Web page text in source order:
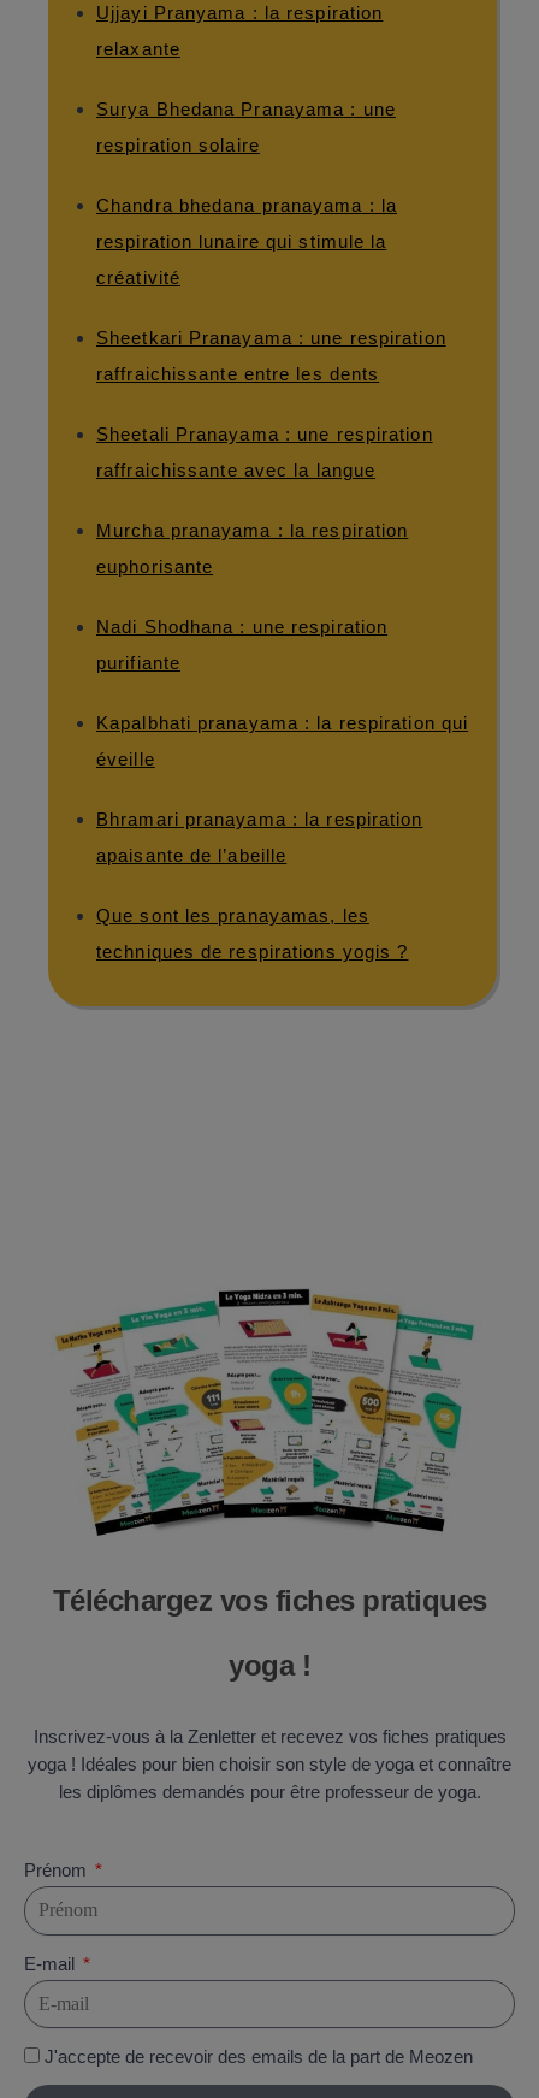
Ujjayi Pranyama : la respiration
relaxante
Surya Bhedana Pranayama : une
respiration solaire
Chandra bhedana pranayama : la
respiration lunaire qui stimule la
créativité
Sheetkari Pranayama : une respiration
raffraichissante entre les dents
Sheetali Pranayama : une respiration
raffraichissante avec la langue
Murcha pranayama : la respiration
euphorisante
Nadi Shodhana : une respiration
purifiante
Kapalbhati pranayama : la respiration qui
éveille
Bhramari pranayama : la respiration
apaisante de l’abeille
Que sont les pranayamas, les
techniques de respirations yogis ?
Téléchargez vos fiches pratiques
yoga !
Inscrivez-vous à la Zenletter et recevez vos fiches pratiques
yoga ! Idéales pour bien choisir son style de yoga et connaître
les diplômes demandés pour être professeur de yoga.
Prénom
E-mail
J'accepte de recevoir des emails de la part de Meozen